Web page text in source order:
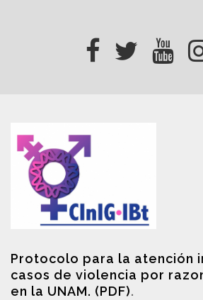
Protocolo para la atención
casos de violencia por
en la UNAM. (PDF).